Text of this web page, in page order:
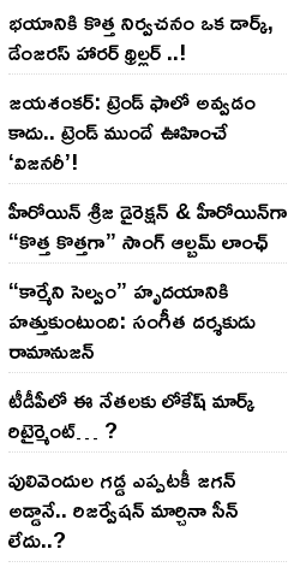
భయానికి కొత్త నిర్వచనం ఒక డార్క్,
డేంజరస్ హారర్ థ్రిల్లర్ ..!
జయశంకర్: ట్రెండ్‌ ఫాలో అవ్వడం
కాదు.. ట్రెండ్‌ ముందే ఊహించే
‘విజనరీ’!
హీరోయిన్ శ్రీజ డైరెక్ష‌న్ & హీరోయిన్‌గా
“కొత్త కొత్తగా” సాంగ్ ఆల్బమ్ లాంఛ్
“కార్మేని సెల్వం” హృదయానికి
హత్తుకుంటుంది: సంగీత దర్శకుడు
రామానుజన్
టీడీపీలో ఈ నేత‌ల‌కు లోకేష్ మార్క్
రిటైర్మెంట్‌… ?
పులివెందుల గ‌డ్డ ఎప్ప‌ట‌కీ జ‌గ‌న్
అడ్డానే.. రిజ‌ర్వేష‌న్ మార్చినా సీన్
లేదు..?